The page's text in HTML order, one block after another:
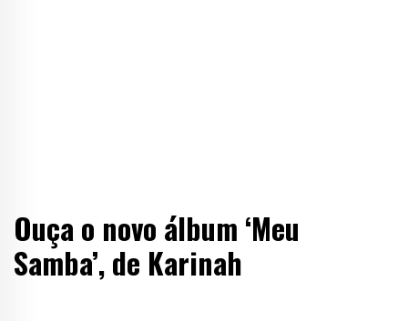
Ouça o novo álbum ‘Meu
Samba’, de Karinah